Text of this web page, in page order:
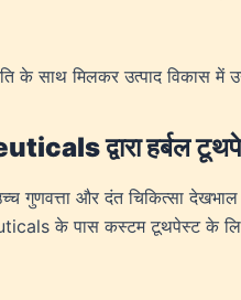
के साथ मिलकर उत्पाद विकास में
द्वारा हर्बल
और दंत चिकित्सा देखभाल
के पास कस्टम टूथपेस्ट के लिए